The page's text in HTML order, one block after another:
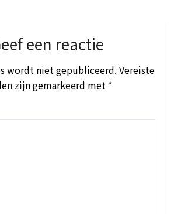
een reactie
wordt niet gepubliceerd. Vereiste
zijn gemarkeerd met *